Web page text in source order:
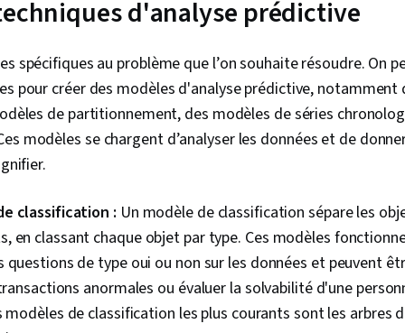
technique,
marque, IA
Gemini,
aléatoire,
supervisé,
formation,
de données,
Validation
Traitement
d'analyse prédictive
spécifiques au problème que l’on souhaite résoudre. On
pour créer des modèles d'analyse prédictive, notamment
de partitionnement, des modèles de séries
modèles se chargent d’analyser les données et de
classification : Un modèle de classification sépare les
en classant chaque objet par type. Ces modèles
questions de type oui ou non sur les données et peuvent
anormales ou évaluer la solvabilité d'une
modèles de classification les plus courants sont les arbres